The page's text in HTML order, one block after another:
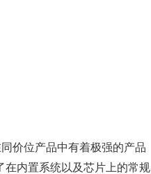
价位产品中有着极强的产品
在内置系统以及芯片上的常规